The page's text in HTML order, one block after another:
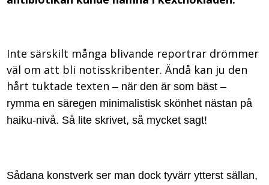
Inte särskilt många blivande reportrar drömmer
väl om att bli notisskribenter. Ändå kan ju den
hårt tuktade texten– när den är som bäst–
rymma en säregen minimalistisk skönhet nästan på
haiku-nivå. Så lite skrivet, så mycket sagt!
Sådana konstverk ser man dock tyvärr ytterst sällan,